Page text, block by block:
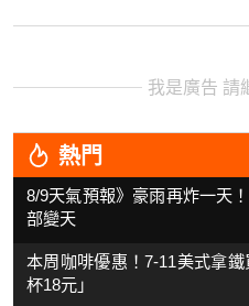
我是廣告 請
熱門
8/9天氣預報》豪雨再炸一天
部變天
本周咖啡優惠！7-11美式拿
杯18元」